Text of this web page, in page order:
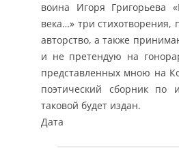
воина Игоря Григорьева
века…» три стихотворения,
авторство, а также
и не претендую на
представленных мною на
поэтический сборник по
таковой будет издан.
Дата